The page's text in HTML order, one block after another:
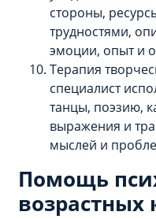
стороны,
трудностями,
эмоции, опыт и
Терапия
специалист
танцы, поэзию,
выражения и
мыслей и
Помощь
возрастных